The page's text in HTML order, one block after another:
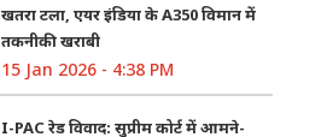
खतरा टला, एयर इंडिया के A350 विमान में
तकनीकी खराबी
15 Jan 2026 - 4:38 PM
I-PAC रेड विवाद: सुप्रीम कोर्ट में आमने-